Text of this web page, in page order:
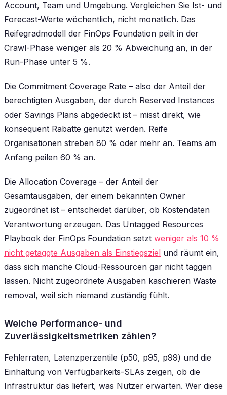
Account, Team und Umgebung. Vergleichen Sie Ist- und
Forecast-Werte wöchentlich, nicht monatlich. Das
Reifegradmodell der FinOps Foundation peilt in der
Crawl-Phase weniger als 20 % Abweichung an, in der
Run-Phase unter 5 %.
Die Commitment Coverage Rate – also der Anteil der
berechtigten Ausgaben, der durch Reserved Instances
oder Savings Plans abgedeckt ist – misst direkt, wie
konsequent Rabatte genutzt werden. Reife
Organisationen streben 80 % oder mehr an. Teams am
Anfang peilen 60 % an.
Die Allocation Coverage – der Anteil der
Gesamtausgaben, der einem bekannten Owner
zugeordnet ist – entscheidet darüber, ob Kostendaten
Verantwortung erzeugen. Das Untagged Resources
Playbook der FinOps Foundation setzt weniger als 10 %
nicht getaggte Ausgaben als Einstiegsziel und räumt ein,
dass sich manche Cloud-Ressourcen gar nicht taggen
lassen. Nicht zugeordnete Ausgaben kaschieren Waste
removal, weil sich niemand zuständig fühlt.
Welche Performance- und
Zuverlässigkeitsmetriken zählen?
Fehlerraten, Latenzperzentile (p50, p95, p99) und die
Einhaltung von Verfügbarkeits-SLAs zeigen, ob die
Infrastruktur das liefert, was Nutzer erwarten. Wer diese